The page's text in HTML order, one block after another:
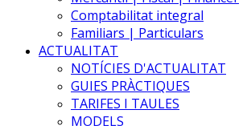
Comptabilitat integral
Familiars | Particulars
ACTUALITAT
NOTÍCIES D'ACTUALITAT
GUIES PRÀCTIQUES
TARIFES I TAULES
MODELS